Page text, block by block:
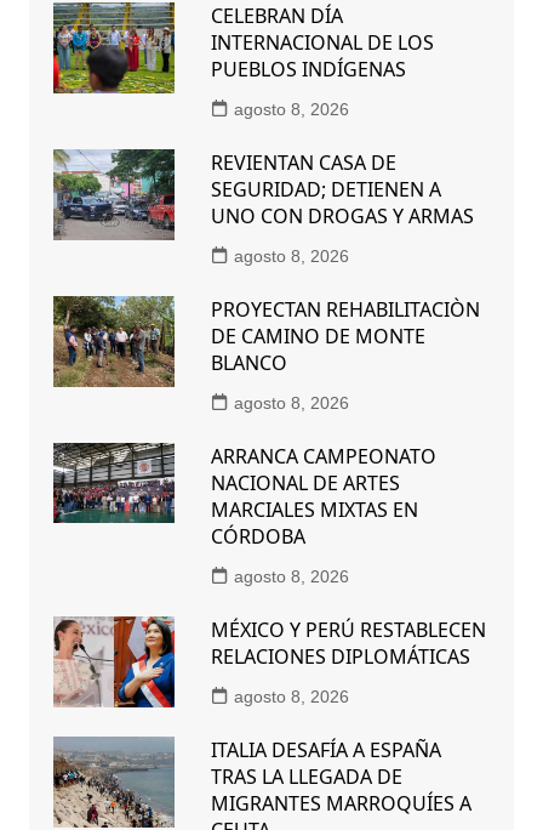
CELEBRAN DÍA
INTERNACIONAL DE LOS
PUEBLOS INDÍGENAS
agosto 8, 2026
REVIENTAN CASA DE
SEGURIDAD; DETIENEN A
UNO CON DROGAS Y ARMAS
agosto 8, 2026
PROYECTAN REHABILITACIÒN
DE CAMINO DE MONTE
BLANCO
agosto 8, 2026
ARRANCA CAMPEONATO
NACIONAL DE ARTES
MARCIALES MIXTAS EN
CÓRDOBA
agosto 8, 2026
MÉXICO Y PERÚ RESTABLECEN
RELACIONES DIPLOMÁTICAS
agosto 8, 2026
ITALIA DESAFÍA A ESPAÑA
TRAS LA LLEGADA DE
MIGRANTES MARROQUÍES A